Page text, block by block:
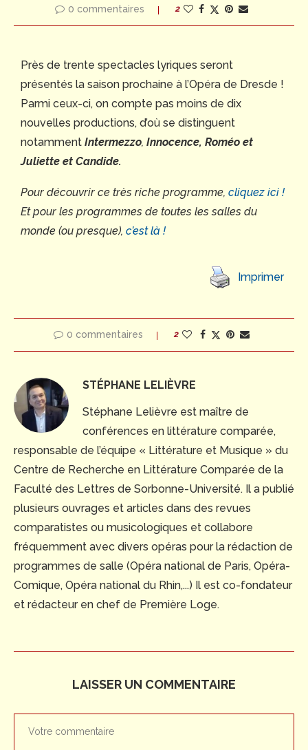
0 commentaires 2
Près de trente spectacles lyriques seront
présentés la saison prochaine à l’Opéra de Dresde !
Parmi ceux-ci, on compte pas moins de dix
nouvelles productions, d’où se distinguent
notamment Intermezzo, Innocence, Roméo et
Juliette et Candide.
Pour découvrir ce très riche programme, cliquez ici !
Et pour les programmes de toutes les salles du
monde (ou presque), c’est là !
Imprimer
0 commentaires 2
STÉPHANE LELIÈVRE
Stéphane Lelièvre est maître de
conférences en littérature comparée,
responsable de l’équipe « Littérature et Musique » du
Centre de Recherche en Littérature Comparée de la
Faculté des Lettres de Sorbonne-Université. Il a publié
plusieurs ouvrages et articles dans des revues
comparatistes ou musicologiques et collabore
fréquemment avec divers opéras pour la rédaction de
programmes de salle (Opéra national de Paris, Opéra-
Comique, Opéra national du Rhin,...) Il est co-fondateur
et rédacteur en chef de Première Loge.
LAISSER UN COMMENTAIRE